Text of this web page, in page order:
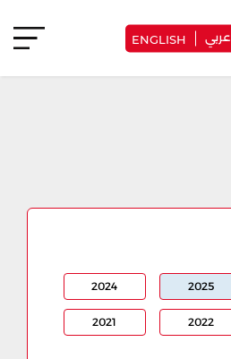
عربي ENGLISH
2025
2024
2022
2021